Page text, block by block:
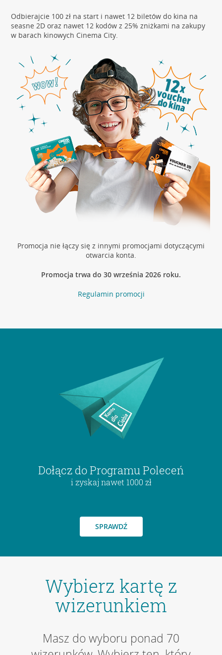
Odbierajcie 100 zł na start i nawet 12 biletów do kina na
seasne 2D oraz nawet 12 kodów z 25% zniżkami na zakupy
w barach kinowych Cinema City.
Promocja nie łączy się z innymi promocjami dotyczącymi
otwarcia konta.
Promocja trwa do 30 września 2026 roku.
Regulamin promocji
Dołącz do Programu Poleceń
i zyskaj nawet 1000 zł
SPRAWDŹ
Wybierz kartę z
wizerunkiem
Masz do wyboru ponad 70